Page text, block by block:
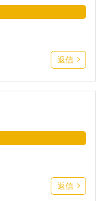
返信
返信